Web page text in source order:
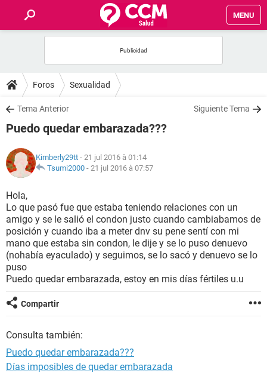
MENU
FORUMS
SALUD
NUTRICIÓN
BIENESTAR
SEXUALIDAD
GLOSARIO
Foros Sexualidad
Tema Anterior Siguiente Tema
Puedo quedar embarazada???
Kimberly29tt - 21 jul 2016 à 01:14
Tsumi2000 - 21 jul 2016 à 07:57
Hola,
Lo que pasó fue que estaba teniendo relaciones con un
amigo y se le salió el condon justo cuando cambiabamos de
posición y cuando iba a meter dnv su pene sentí con mi
mano que estaba sin condon, le dije y se lo puso denuevo
(nohabía eyaculado) y seguimos, se lo sacó y denuevo se lo
puso
Puedo quedar embarazada, estoy en mis días fértiles u.u
Compartir
Consulta también:
Puedo quedar embarazada???
Días imposibles de quedar embarazada